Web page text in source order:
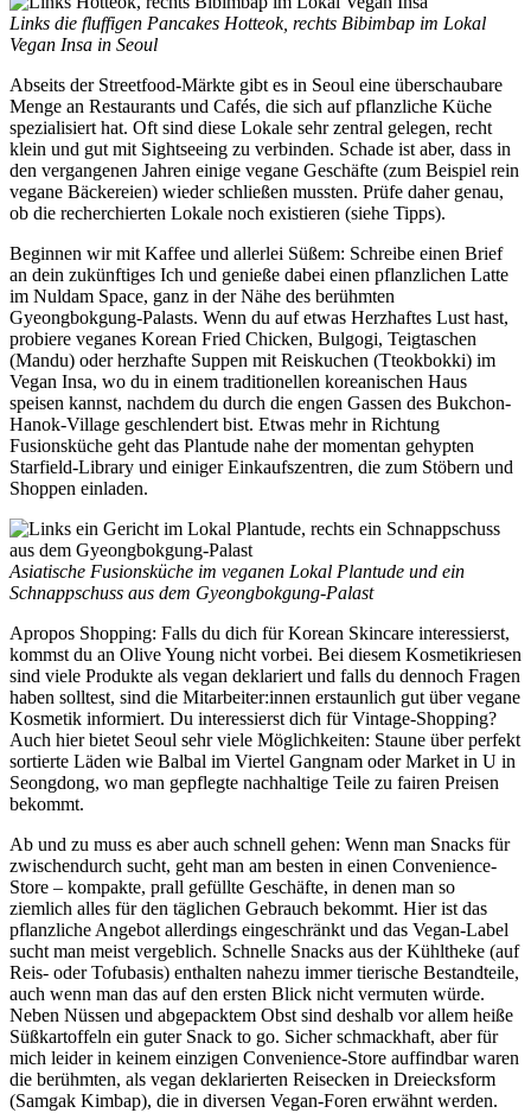
Links die fluffigen Pancakes Hotteok, rechts Bibimbap im Lokal
Vegan Insa in Seoul
Abseits der Streetfood-Märkte gibt es in Seoul eine überschaubare
Menge an Restaurants und Cafés, die sich auf pflanzliche Küche
spezialisiert hat. Oft sind diese Lokale sehr zentral gelegen, recht
klein und gut mit Sightseeing zu verbinden. Schade ist aber, dass in
den vergangenen Jahren einige vegane Geschäfte (zum Beispiel rein
vegane Bäckereien) wieder schließen mussten. Prüfe daher genau,
ob die recherchierten Lokale noch existieren (siehe Tipps).
Beginnen wir mit Kaffee und allerlei Süßem: Schreibe einen Brief
an dein zukünftiges Ich und genieße dabei einen pflanzlichen Latte
im Nuldam Space, ganz in der Nähe des berühmten
Gyeongbokgung-Palasts. Wenn du auf etwas Herzhaftes Lust hast,
probiere veganes Korean Fried Chicken, Bulgogi, Teigtaschen
(Mandu) oder herzhafte Suppen mit Reiskuchen (Tteokbokki) im
Vegan Insa, wo du in einem traditionellen koreanischen Haus
speisen kannst, nachdem du durch die engen Gassen des Bukchon-
Hanok-Village geschlendert bist. Etwas mehr in Richtung
Fusionsküche geht das Plantude nahe der momentan gehypten
Starfield-Library und einiger Einkaufszentren, die zum Stöbern und
Shoppen einladen.
Asiatische Fusionsküche im veganen Lokal Plantude und ein
Schnappschuss aus dem Gyeongbokgung-Palast
Apropos Shopping: Falls du dich für Korean Skincare interessierst,
kommst du an Olive Young nicht vorbei. Bei diesem Kosmetikriesen
sind viele Produkte als vegan deklariert und falls du dennoch Fragen
haben solltest, sind die Mitarbeiter:innen erstaunlich gut über vegane
Kosmetik informiert. Du interessierst dich für Vintage-Shopping?
Auch hier bietet Seoul sehr viele Möglichkeiten: Staune über perfekt
sortierte Läden wie Balbal im Viertel Gangnam oder Market in U in
Seongdong, wo man gepflegte nachhaltige Teile zu fairen Preisen
bekommt.
Ab und zu muss es aber auch schnell gehen: Wenn man Snacks für
zwischendurch sucht, geht man am besten in einen Convenience-
Store – kompakte, prall gefüllte Geschäfte, in denen man so
ziemlich alles für den täglichen Gebrauch bekommt. Hier ist das
pflanzliche Angebot allerdings eingeschränkt und das Vegan-Label
sucht man meist vergeblich. Schnelle Snacks aus der Kühltheke (auf
Reis- oder Tofubasis) enthalten nahezu immer tierische Bestandteile,
auch wenn man das auf den ersten Blick nicht vermuten würde.
Neben Nüssen und abgepacktem Obst sind deshalb vor allem heiße
Süßkartoffeln ein guter Snack to go. Sicher schmackhaft, aber für
mich leider in keinem einzigen Convenience-Store auffindbar waren
die berühmten, als vegan deklarierten Reisecken in Dreiecksform
(Samgak Kimbap), die in diversen Vegan-Foren erwähnt werden.